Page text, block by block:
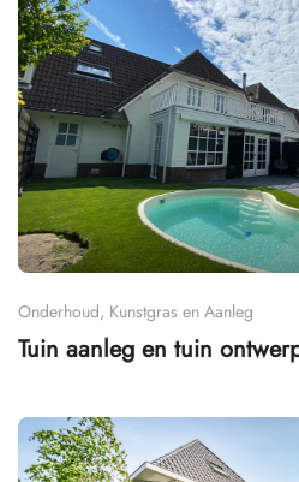
Onderhoud, Kunstgras en Aanleg
Tuin aanleg en tuin